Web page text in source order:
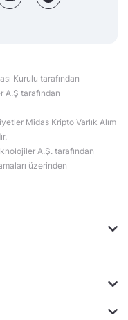
Kurulu tarafından
tarafından
Midas Kripto Varlık Alım
A.Ş. tarafından
üzerinden